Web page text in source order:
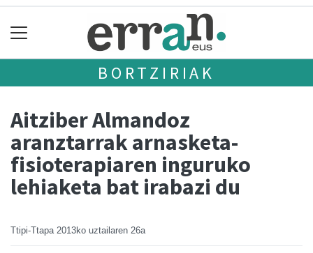
BORTZIRIAK
Aitziber Almandoz
aranztarrak arnasketa-
fisioterapiaren inguruko
lehiaketa bat irabazi du
Ttipi-Ttapa 2013ko uztailaren 26a